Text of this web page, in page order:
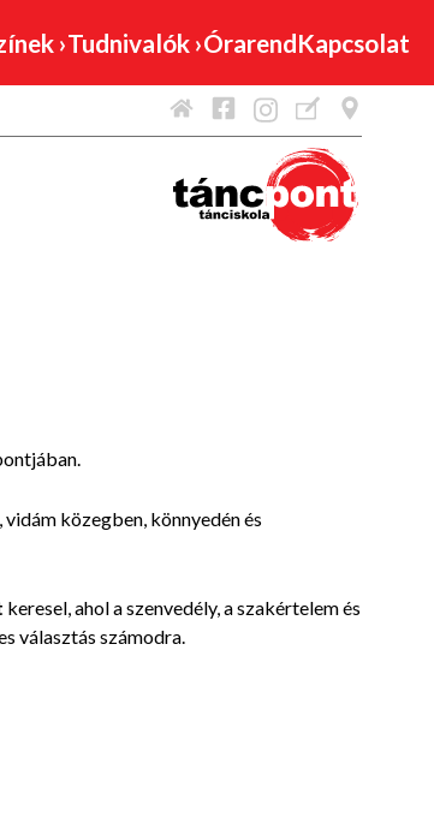
›Tudnivalók ›ÓrarendKapcsolat
, vidám közegben, könnyedén és
keresel, ahol a szenvedély, a szakértelem és
választás számodra.